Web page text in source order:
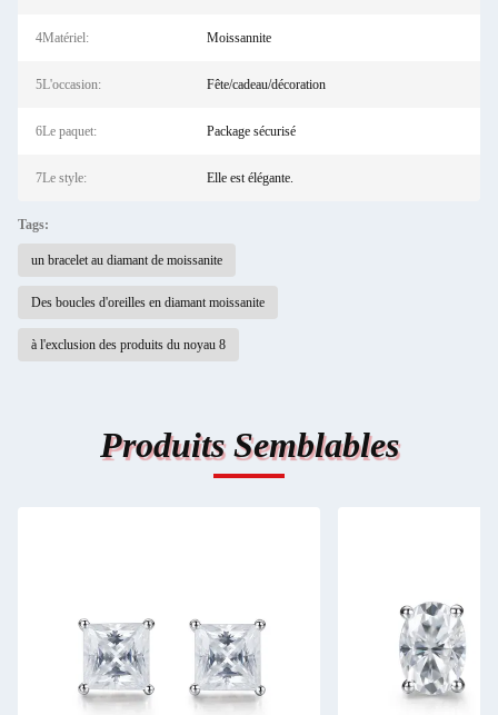
4Matériel: Moissannite
5L'occasion: Fête/cadeau/décoration
6Le paquet: Package sécurisé
7Le style: Elle est élégante.
Tags:
un bracelet au diamant de moissanite
Des boucles d'oreilles en diamant moissanite
à l'exclusion des produits du noyau 8
Produits Semblables